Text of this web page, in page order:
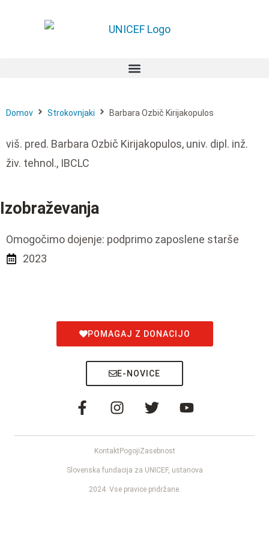
Domov Strokovnjaki Barbara Ozbič Kirijakopulos
viš. pred. Barbara Ozbič Kirijakopulos, univ. dipl. inž.
živ. tehnol., IBCLC
Izobraževanja
Omogočimo dojenje: podprimo zaposlene starše
2023
POMAGAJ Z DONACIJO
E-NOVICE
Slovenska fundacija za UNICEF, ustanova
2024 Vse pravice pridržane.
Kontakt PogojiZasebnost